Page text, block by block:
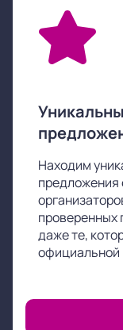
Если вы хотите
себя груз
свадьба"
погружение в
музыкального
Приятного
Находим
предложения
проверенных
даже те,
официальной